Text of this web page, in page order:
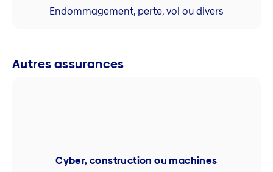
Endommagement, perte, vol ou divers
Autres assurances
Cyber, construction ou machines